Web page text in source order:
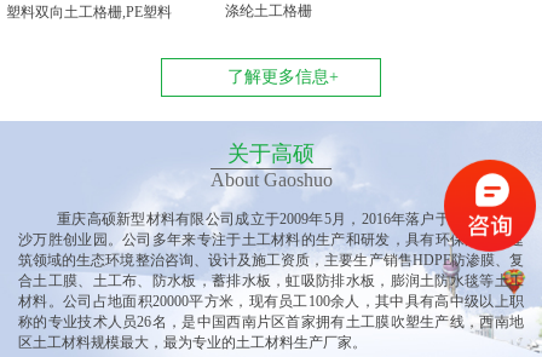
塑料双向土工格栅,PE塑料 涤纶土工格栅
了解更多信息+
关于高硕
About Gaoshuo
重庆高硕新型材料有限公司 成立于2009年5月，2016年落户于重庆垫江黄
沙万胜创业园 。公司多年来专注于土工材料的生产和研发，具有环保产业、建
筑领域的生态环境整治咨询、设计及施工资质，主要生产销售HDPE防渗膜、复
合土工膜、土工布、防水板，蓄排水板，虹吸防排水板，膨润土防水毯等土工
材料。公司占地面积20000平方米，现有员工100余人，其中具有高中级以上职
称的专业技术人员26名，是中国西南片区首家拥有土工膜吹塑生产线，西南地
区土工材料规模最大，最为专业的土工材料生产厂家。